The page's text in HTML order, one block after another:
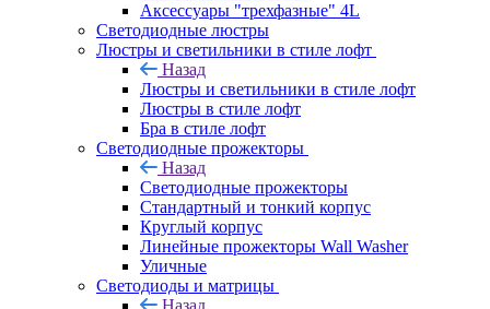
Аксессуары "трехфазные" 4L
Светодиодные люстры
Люстры и светильники в стиле лофт
Назад
Люстры и светильники в стиле лофт
Люстры в стиле лофт
Бра в стиле лофт
Светодиодные прожекторы
Назад
Светодиодные прожекторы
Стандартный и тонкий корпус
Круглый корпус
Линейные прожекторы Wall Washer
Уличные
Светодиоды и матрицы
Назад